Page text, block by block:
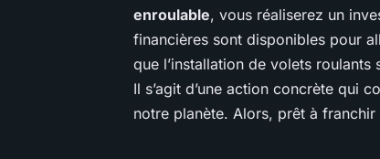
enroulable, vous réaliserez un
financières sont disponibles pour
que l’installation de volets roulants
Il s’agit d’une action concrète qui
notre planète. Alors, prêt à franchir